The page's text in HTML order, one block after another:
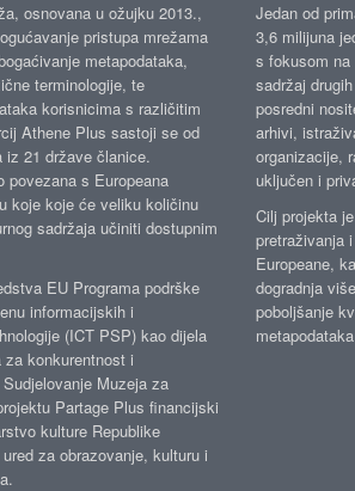
osnovana u ožujku 2013.,
pristupa mrežama
metapodataka,
terminologije, te
korisnicima s različitim
Athene Plus sastoji se od
iz 21 države članice.
povezana s Europeana
koje koje će veliku količinu
sadržaja učiniti dostupnim
EU Programa podrške
informacijskih i
(ICT PSP) kao dijela
za konkurentnost i
Muzeja za
Partage Plus financijski
kulture Republike
za obrazovanje, kulturu i
Jedan od
3,6 milijuna
s fokusom
sadržaj
posredni
arhivi,
organizacije,
uključen i
Cilj projekta
pretraživanja
Europeane,
dogradnja
poboljšanje